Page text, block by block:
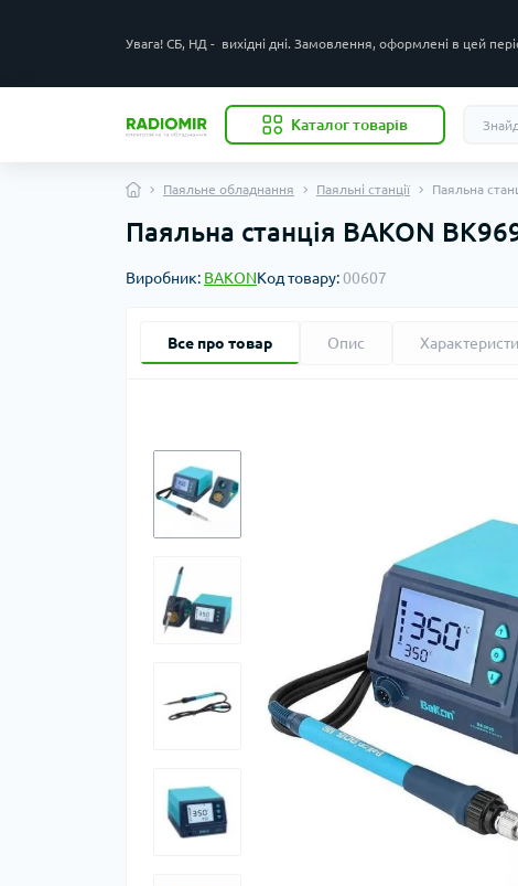
Увага! СБ, НД - вихідні дні. Замовлення, оформлені в цей
Каталог товарів
Паяльне обладнання Паяльні станції Паяльна
Паяльна станція BAKON
Виробник: BAKONКод товару:00607
Все про товар Опис